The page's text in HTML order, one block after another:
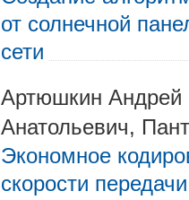
от солнечной
сети
Артюшкин Андрей
Анатольевич,
Экономное
скорости